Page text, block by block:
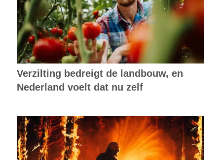
Verzilting bedreigt de landbouw, en
Nederland voelt dat nu zelf